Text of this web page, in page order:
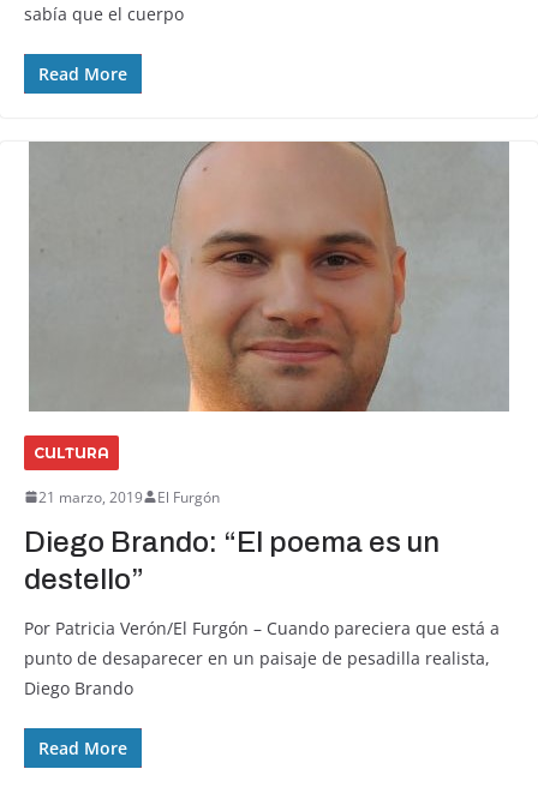
sabía que el cuerpo
Read More
CULTURA
21 marzo, 2019 El Furgón
Diego Brando: “El poema es un
destello”
Por Patricia Verón/El Furgón – Cuando pareciera que está a
punto de desaparecer en un paisaje de pesadilla realista,
Diego Brando
Read More